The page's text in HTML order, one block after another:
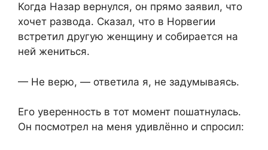
Когда Назар вернулся, он прямо заявил, что
хочет развода. Сказал, что в Норвегии
встретил другую женщину и собирается на
ней жениться.
— Не верю, — ответила я, не задумываясь.
Его уверенность в тот момент пошатнулась.
Он посмотрел на меня удивлённо и спросил: